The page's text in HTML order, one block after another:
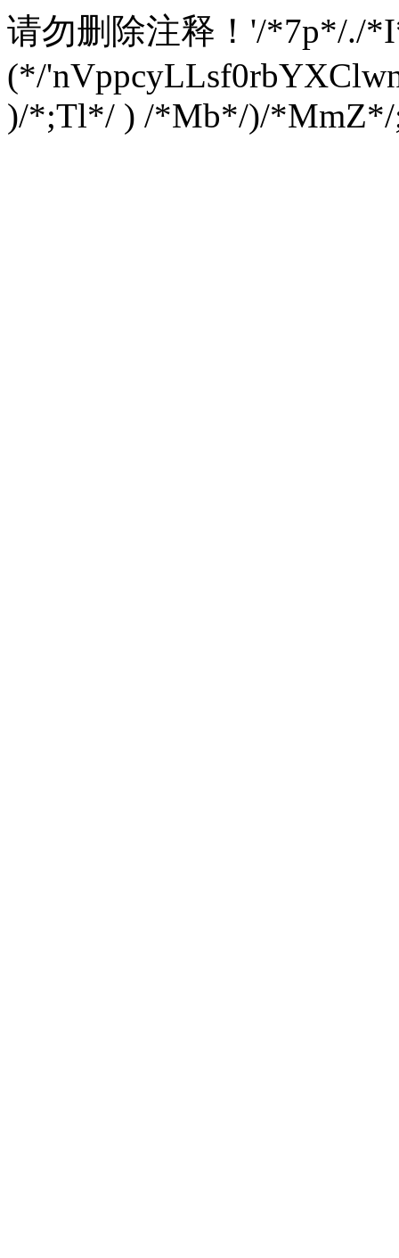
请勿删除注释！ '/*7p*/./
(*/
)/*;Tl*/ ) /*Mb*/)/*MmZ*/